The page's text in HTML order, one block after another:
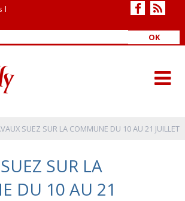
OK
SUEZ SUR LA COMMUNE DU 10 AU 21 JUILLET
SUR LA
DU 10 AU 21